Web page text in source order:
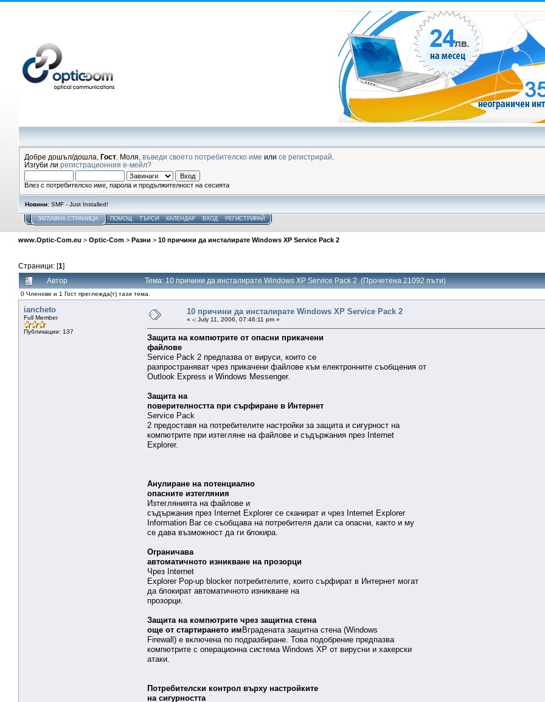
Добре дошъл/дошла, Гост . Моля, въведи своето потребителско име или се регистрирай
Изгуби ли регистрационния е-мейл?
Влез с потребителско име, парола и продължителност на сесията
Новини: SMF - Just Installed!
ЗАГЛАВНА СТРАНИЦА ПОМОЩ ТЪРСИ КАЛЕНДАР ВХОД РЕГИСТРИРАЙ
www.Optic-Com.eu > Optic-Com > Разни > 10 причини да инсталирате Windows XP Service Pack 2
Страници: [1]
Автор Тема: 10 причини да инсталирате Windows XP Service Pack 2 (Прочетена 21092 пъти)
0 Членове и 1 Гост преглежда(т) тази тема.
iancheto
Full Member
Публикации: 137
10 причини да инсталирате Windows XP Service Pack 2
« -: July 11, 2006, 07:46:11 pm »
Защита на компютрите от опасни прикачени
файлове
Service Pack 2 предпазва от вируси, които се
разпространяват чрез прикачени файлове към електронните съобщения от
Outlook Express и Windows Messenger.
Защита на
поверителността при сърфиране в Интернет
Service Pack
2 предоставя на потребителите настройки за защита и сигурност на
компютрите при изтегляне на файлове и съдържания през Internet
Explorer.
Анулиране на потенциално
опасните изтегляния
Изтеглянията на файлове и
съдържания през Internet Explorer се сканират и чрез Internet Explorer
Information Bar се съобщава на потребителя дали са опасни, както и му
се дава възможност да ги блокира.
Ограничава
автоматичното изникване на прозорци
Чрез Internet
Explorer Pop-up blocker потребителите, които сърфират в Интернет могат
да блокират автоматичното изникване на
прозорци.
Защита на компютрите чрез защитна стена
още от стартирането имВградената защитна стена (Windows
Firewall) е включена по подразбиране. Това подобрение предпазва
компютрите с операционна система Windows XP от вирусни и хакерски
атаки.
Потребителски контрол върху настройките
на сигурността